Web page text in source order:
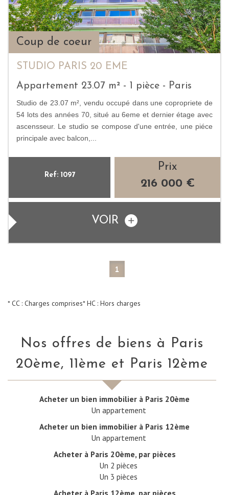
Coup de coeur
STUDIO PARIS 20 EME
Appartement 23.07 m² - 1 pièce - Paris
Studio de 23.07 m², vendu occupé dans une copropriete de
54 lots des années 70, situé au 6eme et dernier étage avec
ascensseur. Le studio se compose d'une entrée, une piéce
principale avec balcon,...
Ref: 1097
Prix
216 000 €
VOIR
1
* CC : Charges comprises* HC : Hors charges
Nos offres de biens à Paris
20ème, 11ème et Paris 12ème
Acheter un bien immobilier à Paris 20ème
Un appartement
Acheter un bien immobilier à Paris 12ème
Un appartement
Acheter à Paris 20ème, par pièces
Un 2 pièces
Un 3 pièces
Acheter à Paris 12ème, par pièces